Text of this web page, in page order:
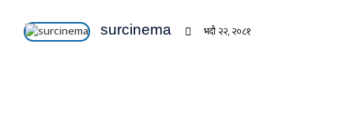
surcinema भदौ २२, २०८१